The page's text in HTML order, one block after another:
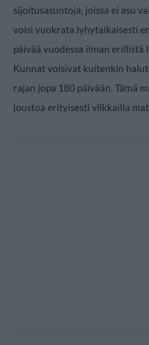
sijoitusasuntoja, joissa ei asu
voisi vuokrata lyhytaikaisesti
päivää vuodessa ilman erillistä
Kunnat voisivat kuitenkin
rajan jopa 180 päivään. Tämä
joustoa erityisesti vilkkailla